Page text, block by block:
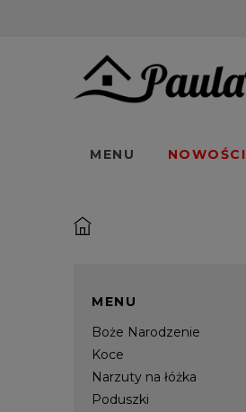
MENU NOWOŚCI
MENU
Boże Narodzenie
Koce
Narzuty na łóżka
Poduszki